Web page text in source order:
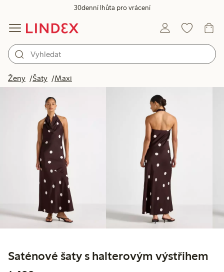
30denní lhůta pro vrácení
Ženy Šaty Maxi
Saténové šaty s halterovým výstřihem